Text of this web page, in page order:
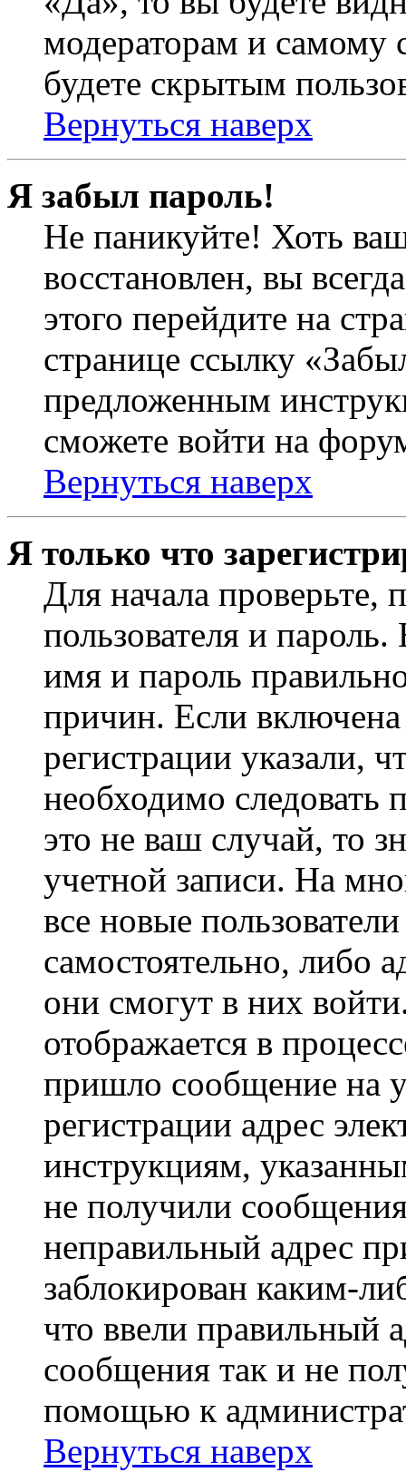
модераторам и самому
будете скрытым
Вернуться наверх
Я забыл пароль!
Не паникуйте! Хоть
восстановлен, вы
этого перейдите на
странице ссылку
предложенным
сможете войти на
Вернуться наверх
Я только что
Для начала проверьте,
пользователя и
имя и пароль
причин. Если
регистрации указали,
необходимо
это не ваш случай, то
учетной записи. На
все новые
самостоятельно, либо
они смогут в них
отображается в
пришло сообщение на
регистрации адрес
инструкциям,
не получили
неправильный адрес
заблокирован каким-
что ввели правильный
сообщения так и не
помощью к
Вернуться наверх